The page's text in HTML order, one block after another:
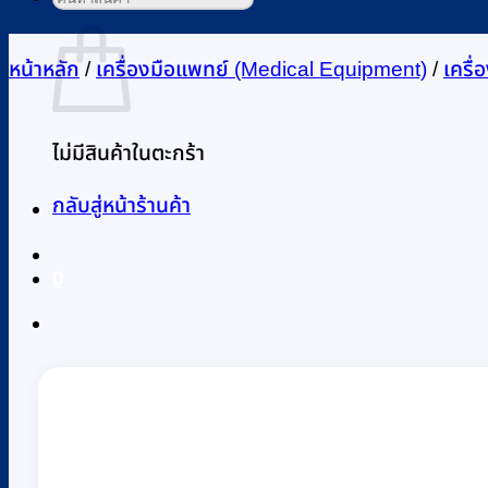
ตะกร้าสินค้า
ไม่มีสินค้าในตะกร้า
กลับสู่หน้าร้านค้า
หน้าหลัก / เครื่องมือแพทย์ (Medical Equipment) / เครื่